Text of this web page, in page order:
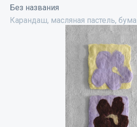
Без названия
Карандаш, масляная пастель,